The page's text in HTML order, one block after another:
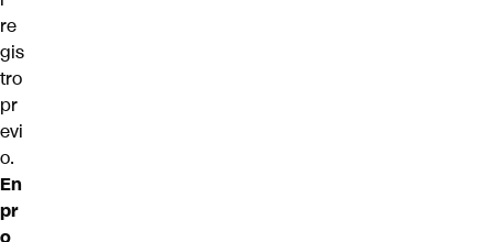
re
gis
tro
pr
evi
o.
En
pr
o